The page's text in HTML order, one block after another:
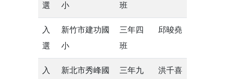
選
小
班
入
選
新竹市建功國
小
三年四
班
邱晙堯
入
新北市秀峰國
三年九
洪千喜